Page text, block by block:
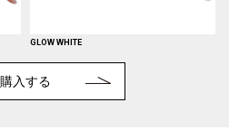
GLOW WHITE
購入する